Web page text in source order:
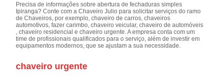
Precisa de informações sobre abertura de fechaduras simples
Ipiranga? Conte com a Chaveiro Julio para solicitar serviços do ramo
de Chaveiros, por exemplo, chaveiro de carros, chaveiros
automotivos, fazer carimbo, chaveiro veicular, chaveiro de automóveis
, chaveiro residencial e chaveiro urgente. A empresa conta com um
time de profissionais qualificados para o serviço, além de investir em
equipamentos modernos, que se ajustam a sua necessidade.
chaveiro urgente